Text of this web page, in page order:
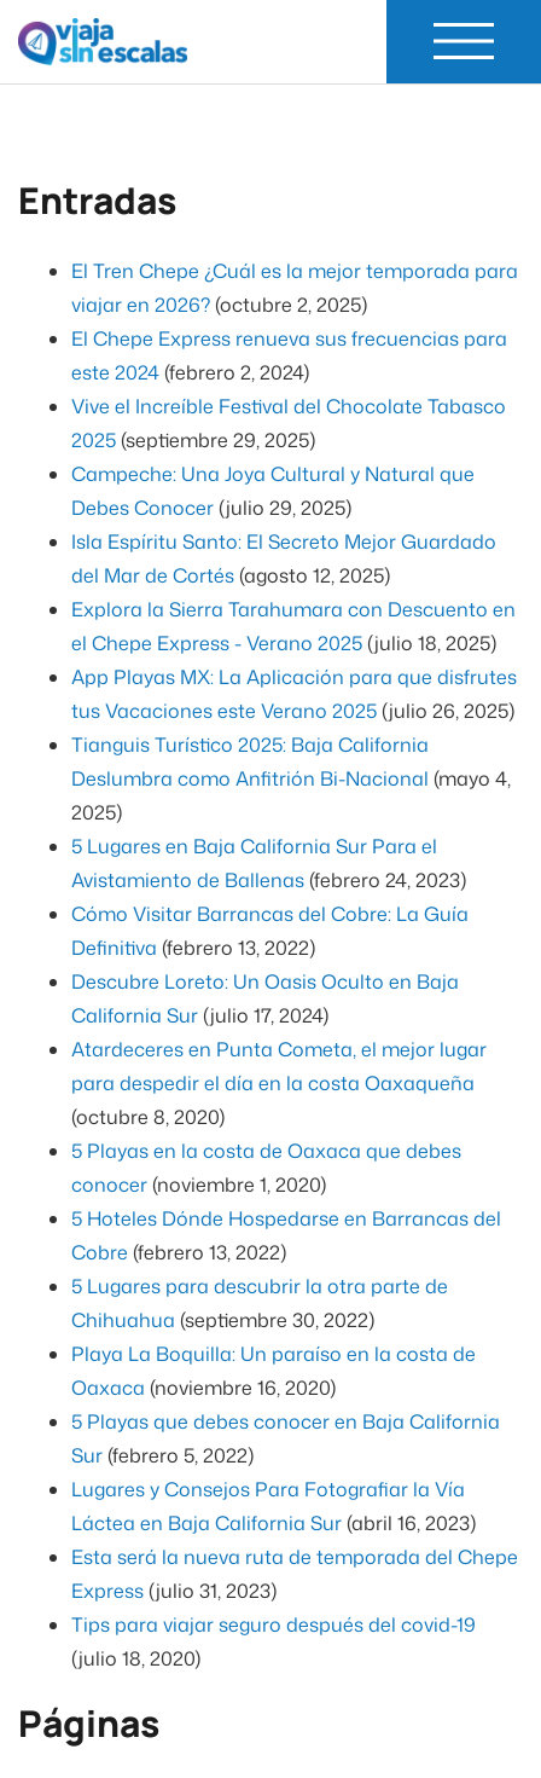
Entradas
El Tren Chepe ¿Cuál es la mejor temporada para
viajar en 2026? (octubre 2, 2025)
El Chepe Express renueva sus frecuencias para
este 2024 (febrero 2, 2024)
Vive el Increíble Festival del Chocolate Tabasco
2025 (septiembre 29, 2025)
Campeche: Una Joya Cultural y Natural que
Debes Conocer (julio 29, 2025)
Isla Espíritu Santo: El Secreto Mejor Guardado
del Mar de Cortés (agosto 12, 2025)
Explora la Sierra Tarahumara con Descuento en
el Chepe Express - Verano 2025 (julio 18, 2025)
App Playas MX: La Aplicación para que disfrutes
tus Vacaciones este Verano 2025 (julio 26, 2025)
Tianguis Turístico 2025: Baja California
Deslumbra como Anfitrión Bi-Nacional (mayo 4,
2025)
5 Lugares en Baja California Sur Para el
Avistamiento de Ballenas (febrero 24, 2023)
Cómo Visitar Barrancas del Cobre: La Guía
Definitiva (febrero 13, 2022)
Descubre Loreto: Un Oasis Oculto en Baja
California Sur (julio 17, 2024)
Atardeceres en Punta Cometa, el mejor lugar
para despedir el día en la costa Oaxaqueña
(octubre 8, 2020)
5 Playas en la costa de Oaxaca que debes
conocer (noviembre 1, 2020)
5 Hoteles Dónde Hospedarse en Barrancas del
Cobre (febrero 13, 2022)
5 Lugares para descubrir la otra parte de
Chihuahua (septiembre 30, 2022)
Playa La Boquilla: Un paraíso en la costa de
Oaxaca (noviembre 16, 2020)
5 Playas que debes conocer en Baja California
Sur (febrero 5, 2022)
Lugares y Consejos Para Fotografiar la Vía
Láctea en Baja California Sur (abril 16, 2023)
Esta será la nueva ruta de temporada del Chepe
Express (julio 31, 2023)
Tips para viajar seguro después del covid-19
(julio 18, 2020)
Páginas